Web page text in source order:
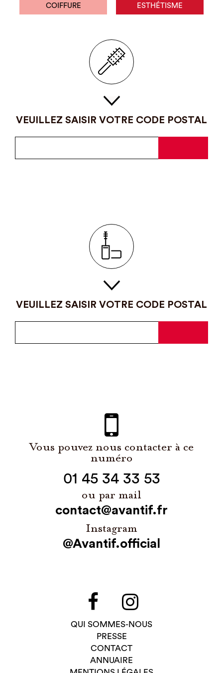
COIFFURE ESTHÉTISME
VEUILLEZ SAISIR VOTRE CODE POSTAL
VEUILLEZ SAISIR VOTRE CODE POSTAL
Vous pouvez nous contacter à ce
numéro
01 45 34 33 53
ou par mail
contact@avantif.fr
Instagram
@Avantif.official
QUI SOMMES-NOUS
PRESSE
CONTACT
ANNUAIRE